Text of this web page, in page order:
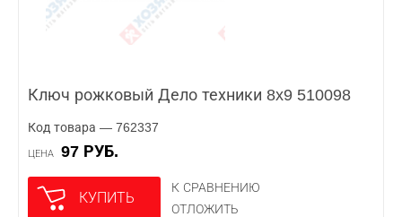
Ключ рожковый Дело техники 8x9 510098
Код товара — 762337
ЦЕНА 97 РУБ.
КУПИТЬ
К СРАВНЕНИЮ
ОТЛОЖИТЬ